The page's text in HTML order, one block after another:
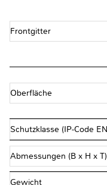
Frontgitter
Oberfläche
Schutzklasse (IP-Code
Abmessungen (B x H x T)
Gewicht